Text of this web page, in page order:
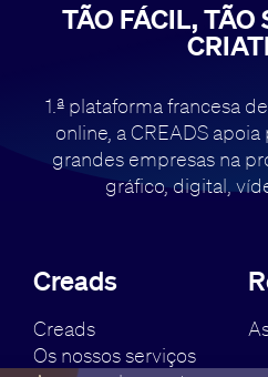
TÃO FÁCIL, TÃO
1.ª plataforma francesa
online, a CREADS apoia
grandes empresas na
gráfico, digital,
Creads
Creads
Os nossos serviços